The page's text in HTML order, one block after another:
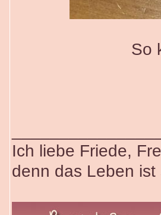
So
Ich liebe Friede,
denn das Leben